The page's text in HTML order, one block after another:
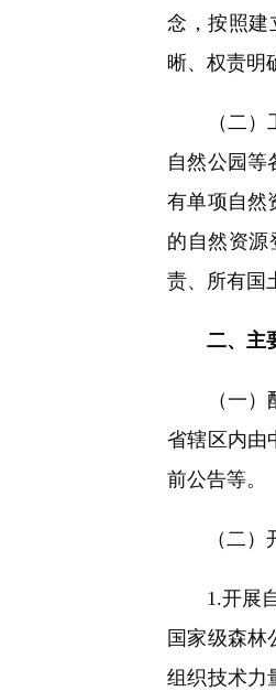
念，按照建
晰、权责明
（二）工
自然公园等
有单项自然
的自然资
责、所有国
二、主
（一）配
省辖区内由
前公告等。
（二）开
1.开展自
国家级森林
组织技术力